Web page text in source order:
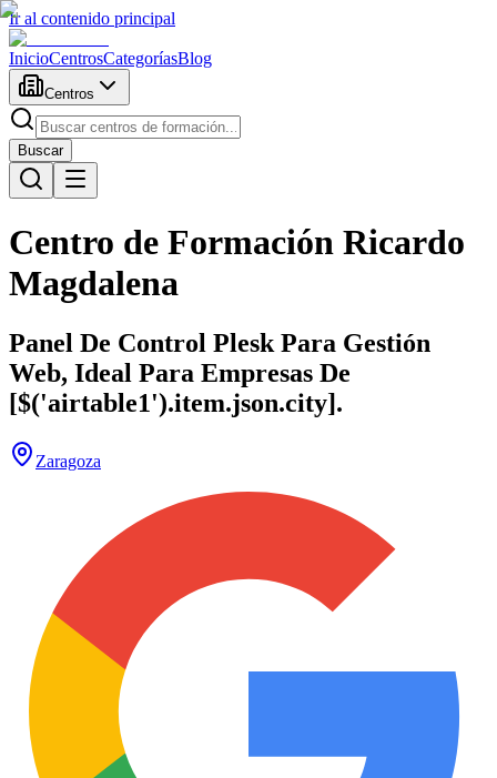
Ir al contenido principal
InicioCentrosCategoríasBlog
Centros
Buscar
Centro de Formación Ricardo
Magdalena
Panel De Control Plesk Para Gestión
Web, Ideal Para Empresas De
[$('airtable1').item.json.city].
Zaragoza